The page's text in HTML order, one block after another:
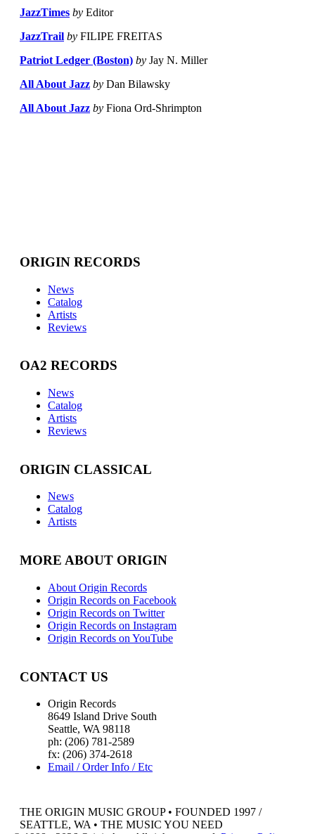
JazzTimes by Editor
JazzTrail by FILIPE FREITAS
Patriot Ledger (Boston) by Jay N. Miller
All About Jazz by Dan Bilawsky
All About Jazz by Fiona Ord-Shrimpton
ORIGIN RECORDS
News
Catalog
Artists
Reviews
OA2 RECORDS
News
Catalog
Artists
Reviews
ORIGIN CLASSICAL
News
Catalog
Artists
MORE ABOUT ORIGIN
About Origin Records
Origin Records on Facebook
Origin Records on Twitter
Origin Records on Instagram
Origin Records on YouTube
CONTACT US
Origin Records
8649 Island Drive South
Seattle, WA 98118
ph: (206) 781-2589
fx: (206) 374-2618
Email / Order Info / Etc
THE ORIGIN MUSIC GROUP • FOUNDED 1997 /
SEATTLE, WA • THE MUSIC YOU NEED